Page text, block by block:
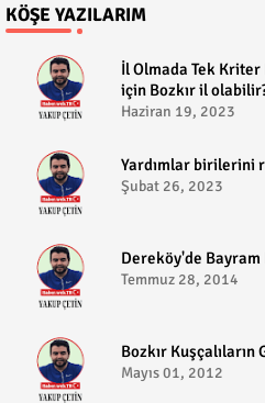
KÖŞE YAZILARIM
​İl Olmada Tek Kriter
için Bozkır il
Haziran 19, 2023
​Yardımlar birilerini
Şubat 26, 2023
Dereköy'de Bayram
Temmuz 28, 2014
Bozkır
Mayıs 01, 2012